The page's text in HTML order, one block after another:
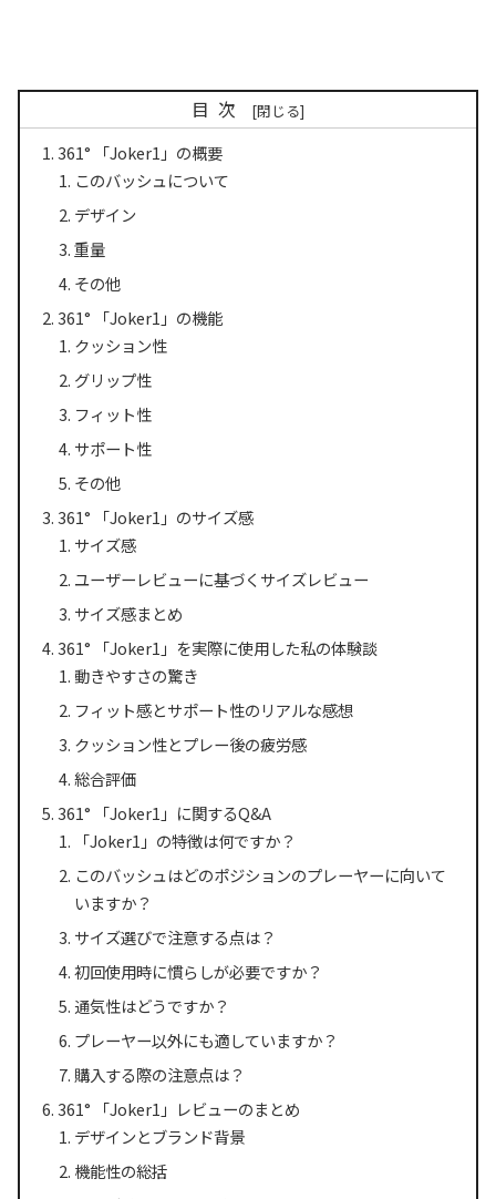
目次
361° 「Joker1」の概要
このバッシュについて
デザイン
重量
その他
361° 「Joker1」の機能
クッション性
グリップ性
フィット性
サポート性
その他
361° 「Joker1」のサイズ感
サイズ感
ユーザーレビューに基づくサイズレビュー
サイズ感まとめ
361° 「Joker1」を実際に使用した私の体験談
動きやすさの驚き
フィット感とサポート性のリアルな感想
クッション性とプレー後の疲労感
総合評価
361° 「Joker1」に関するQ&A
「Joker1」の特徴は何ですか？
このバッシュはどのポジションのプレーヤーに向いて
いますか？
サイズ選びで注意する点は？
初回使用時に慣らしが必要ですか？
通気性はどうですか？
プレーヤー以外にも適していますか？
購入する際の注意点は？
361° 「Joker1」レビューのまとめ
デザインとブランド背景
機能性の総括